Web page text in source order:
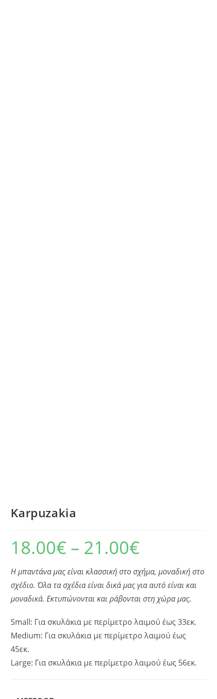
Karpuzakia
18.00€ – 21.00€
Η μπαντάνα μας είναι κλασσική στο σχήμα, μοναδική στο
σχέδιο. Όλα τα σχέδια είναι δικά μας για αυτό είναι και
μοναδικά. Εκτυπώνονται και ράβονται στη χώρα μας.
Small: Για σκυλάκια με περίμετρο λαιμού έως 33εκ.
Medium: Για σκυλάκια με περίμετρο λαιμού έως
45εκ.
Large: Για σκυλάκια με περίμετρο λαιμού έως 56εκ.